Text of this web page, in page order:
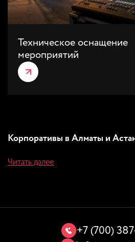
Техническое оснащение
мероприятий
Корпоративы в Алматы и
Читать далее
+7 (700)